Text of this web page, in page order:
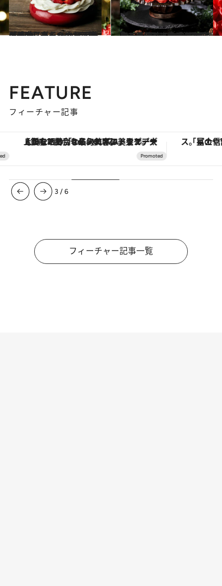
2023.9.28
「日本に来てあまおう苺に感激した」 シェフが苺の美味しさをつめた新作 ケーキ【パーク ハイアット 東京】
グルメ 2023.10.8
全て手作り！約100個の赤いバラでできたチョコレートドームに大感激帝国ホテル 東京のクリスマスケーキ
グルメ
FEATURE
フィーチャー記事
【銀座で出合う最旬美容】美髪ケアや上質な眠り…セルフケアのアップデートから、特別な名入れギフトまで。大人のための「ReFa GINZA」クルーズ
3 /6
フィーチャー記事一覧